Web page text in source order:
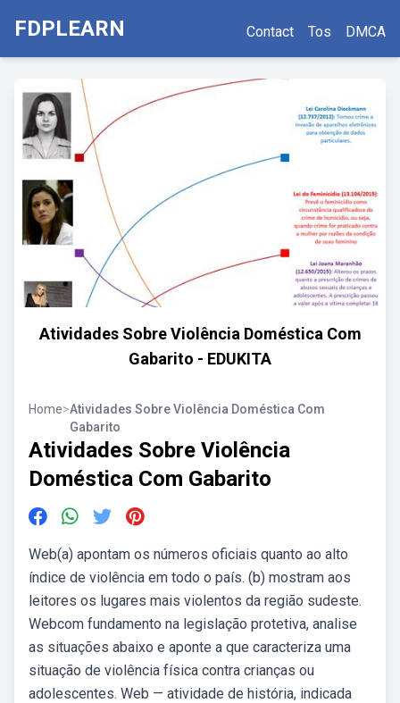
FDPLEARN Contact Tos DMCA
Atividades Sobre Violência Doméstica Com
Gabarito - EDUKITA
Home>Atividades Sobre Violência Doméstica Com
Gabarito
Atividades Sobre Violência
Doméstica Com Gabarito
Web(a) apontam os números oficiais quanto ao alto
índice de violência em todo o país. (b) mostram aos
leitores os lugares mais violentos da região sudeste.
Webcom fundamento na legislação protetiva, analise
as situações abaixo e aponte a que caracteriza uma
situação de violência física contra crianças ou
adolescentes. Web — atividade de história, indicada